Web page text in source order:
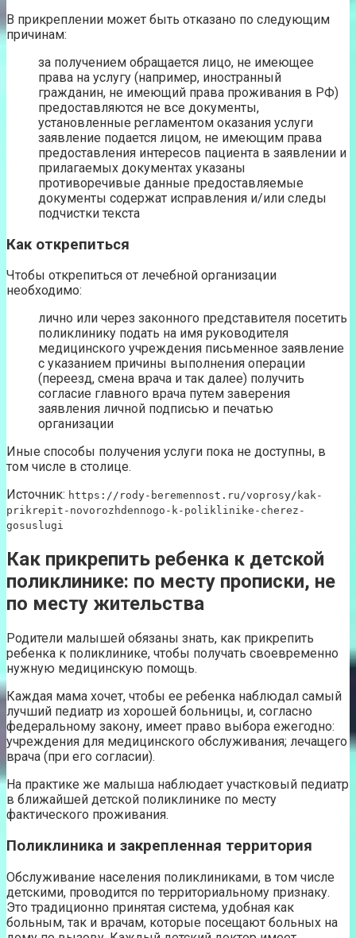
В прикреплении может быть отказано по следующим
причинам:
за получением обращается лицо, не имеющее
права на услугу (например, иностранный
гражданин, не имеющий права проживания в РФ)
предоставляются не все документы,
установленные регламентом оказания услуги
заявление подается лицом, не имеющим права
предоставления интересов пациента в заявлении и
прилагаемых документах указаны
противоречивые данные предоставляемые
документы содержат исправления и/или следы
подчистки текста
Как открепиться
Чтобы открепиться от лечебной организации
необходимо:
лично или через законного представителя посетить
поликлинику подать на имя руководителя
медицинского учреждения письменное заявление
с указанием причины выполнения операции
(переезд, смена врача и так далее) получить
согласие главного врача путем заверения
заявления личной подписью и печатью
организации
Иные способы получения услуги пока не доступны, в
том числе в столице.
Источник: https://rody-beremennost.ru/voprosy/kak-
prikrepit-novorozhdennogo-k-poliklinike-cherez-
gosuslugi
Как прикрепить ребенка к детской
поликлинике: по месту прописки, не
по месту жительства
Родители малышей обязаны знать, как прикрепить
ребенка к поликлинике, чтобы получать своевременно
нужную медицинскую помощь.
Каждая мама хочет, чтобы ее ребенка наблюдал самый
лучший педиатр из хорошей больницы, и, согласно
федеральному закону, имеет право выбора ежегодно:
учреждения для медицинского обслуживания; лечащего
врача (при его согласии).
На практике же малыша наблюдает участковый педиатр
в ближайшей детской поликлинике по месту
фактического проживания.
Поликлиника и закрепленная территория
Обслуживание населения поликлиниками, в том числе
детскими, проводится по территориальному признаку.
Это традиционно принятая система, удобная как
больным, так и врачам, которые посещают больных на